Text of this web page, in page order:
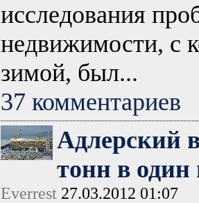
исследования
недвижимости, с
зимой, был...
37 комментариев
Адлерский
тонн в
Everrest 27.03.2012 01:07